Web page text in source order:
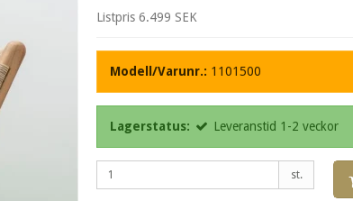
Listpris 6.499 SEK
Modell/Varunr.: 1101500
Lagerstatus: Leveranstid 1-2 veckor
st.